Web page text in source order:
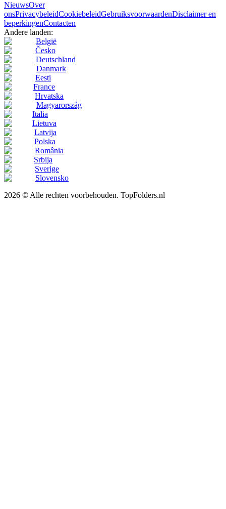
NieuwsOver
onsPrivacybeleidCookiebeleidGebruiksvoorwaardenDisclaimer en
beperkingenContacten
Andere landen:
België
Česko
Deutschland
Danmark
Eesti
France
Hrvatska
Magyarország
Italia
Lietuva
Latvija
Polska
România
Srbija
Sverige
Slovensko
2026 © Alle rechten voorbehouden. TopFolders.nl